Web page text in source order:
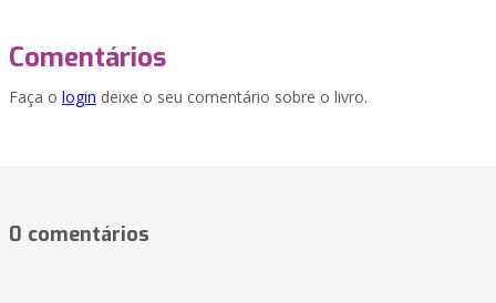
Comentários
Faça o login deixe o seu comentário sobre o livro.
0 comentários